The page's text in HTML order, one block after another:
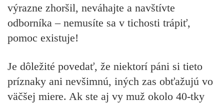
výrazne zhoršil, neváhajte a navštívte
odborníka – nemusíte sa v tichosti trápiť,
pomoc existuje!
Je dôležité povedať, že niektorí páni si tieto
príznaky ani nevšimnú, iných zas obťažujú vo
väčšej miere. Ak ste aj vy muž okolo 40-tky